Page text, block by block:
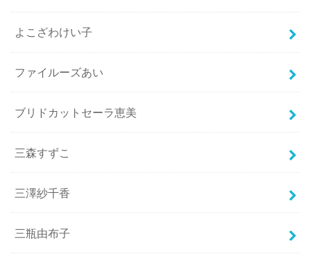
よこざわけい子
ファイルーズあい
ブリドカットセーラ恵美
三森すずこ
三澤紗千香
三瓶由布子